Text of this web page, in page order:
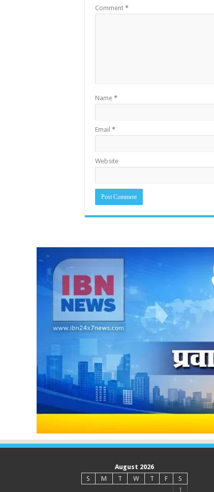
Comment *
Name *
Email *
Website
August 2026
S
M T W T F
S
1